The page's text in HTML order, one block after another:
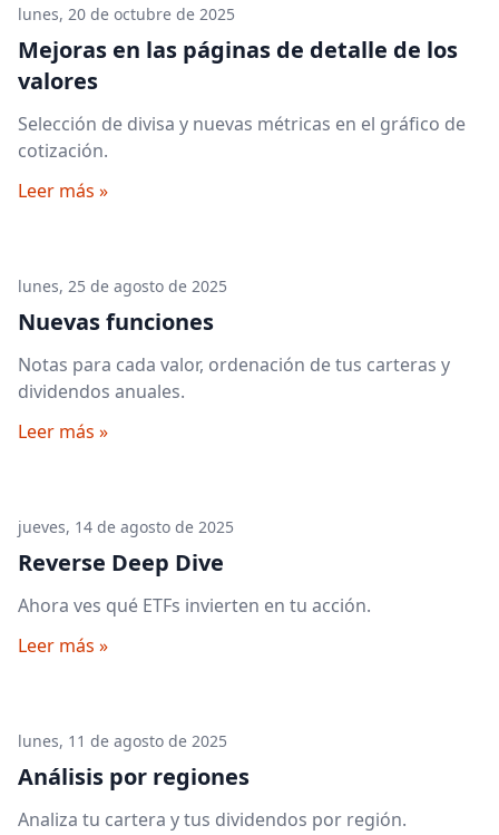
lunes, 20 de octubre de 2025
Mejoras en las páginas de detalle de los
valores
Selección de divisa y nuevas métricas en el gráfico de
cotización.
Leer más »
lunes, 25 de agosto de 2025
Nuevas funciones
Notas para cada valor, ordenación de tus carteras y
dividendos anuales.
Leer más »
jueves, 14 de agosto de 2025
Reverse Deep Dive
Ahora ves qué ETFs invierten en tu acción.
Leer más »
lunes, 11 de agosto de 2025
Análisis por regiones
Analiza tu cartera y tus dividendos por región.